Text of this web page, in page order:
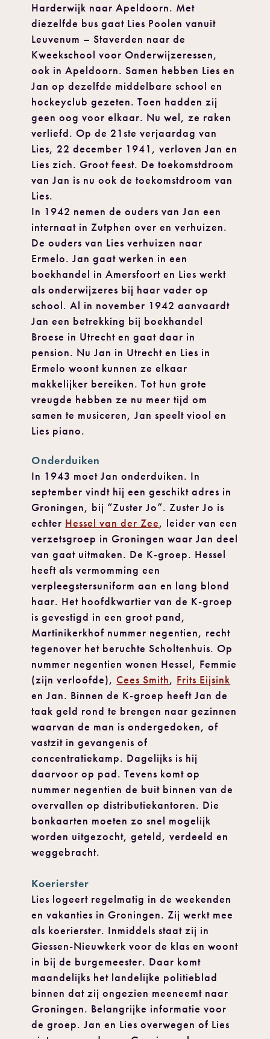
Harderwijk naar Apeldoorn. Met
diezelfde bus gaat Lies Poolen vanuit
Leuvenum – Staverden naar de
Kweekschool voor Onderwijzeressen,
ook in Apeldoorn. Samen hebben Lies en
Jan op dezelfde middelbare school en
hockeyclub gezeten. Toen hadden zij
geen oog voor elkaar. Nu wel, ze raken
verliefd. Op de 21ste verjaardag van
Lies, 22 december 1941, verloven Jan en
Lies zich. Groot feest. De toekomstdroom
van Jan is nu ook de toekomstdroom van
Lies.
In 1942 nemen de ouders van Jan een
internaat in Zutphen over en verhuizen.
De ouders van Lies verhuizen naar
Ermelo. Jan gaat werken in een
boekhandel in Amersfoort en Lies werkt
als onderwijzeres bij haar vader op
school. Al in november 1942 aanvaardt
Jan een betrekking bij boekhandel
Broese in Utrecht en gaat daar in
pension. Nu Jan in Utrecht en Lies in
Ermelo woont kunnen ze elkaar
makkelijker bereiken. Tot hun grote
vreugde hebben ze nu meer tijd om
samen te musiceren, Jan speelt viool en
Lies piano.
Onderduiken
In 1943 moet Jan onderduiken. In
september vindt hij een geschikt adres in
Groningen, bij “Zuster Jo”. Zuster Jo is
echter Hessel van der Zee, leider van een
verzetsgroep in Groningen waar Jan deel
van gaat uitmaken. De K-groep. Hessel
heeft als vermomming een
verpleegstersuniform aan en lang blond
haar. Het hoofdkwartier van de K-groep
is gevestigd in een groot pand,
Martinikerkhof nummer negentien, recht
tegenover het beruchte Scholtenhuis. Op
nummer negentien wonen Hessel, Femmie
(zijn verloofde), Cees Smith, Frits Eijsink
en Jan. Binnen de K-groep heeft Jan de
taak geld rond te brengen naar gezinnen
waarvan de man is ondergedoken, of
vastzit in gevangenis of
concentratiekamp. Dagelijks is hij
daarvoor op pad. Tevens komt op
nummer negentien de buit binnen van de
overvallen op distributiekantoren. Die
bonkaarten moeten zo snel mogelijk
worden uitgezocht, geteld, verdeeld en
weggebracht.
Koerierster
Lies logeert regelmatig in de weekenden
en vakanties in Groningen. Zij werkt mee
als koerierster. Inmiddels staat zij in
Giessen-Nieuwkerk voor de klas en woont
in bij de burgemeester. Daar komt
maandelijks het landelijke politieblad
binnen dat zij ongezien meeneemt naar
Groningen. Belangrijke informatie voor
de groep. Jan en Lies overwegen of Lies